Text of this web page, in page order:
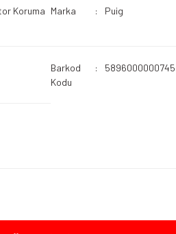
Koruma Marka Puig
Barkod
Kodu
5896000000745